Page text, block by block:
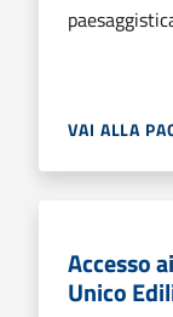
VAI ALLA
Accesso
Unico